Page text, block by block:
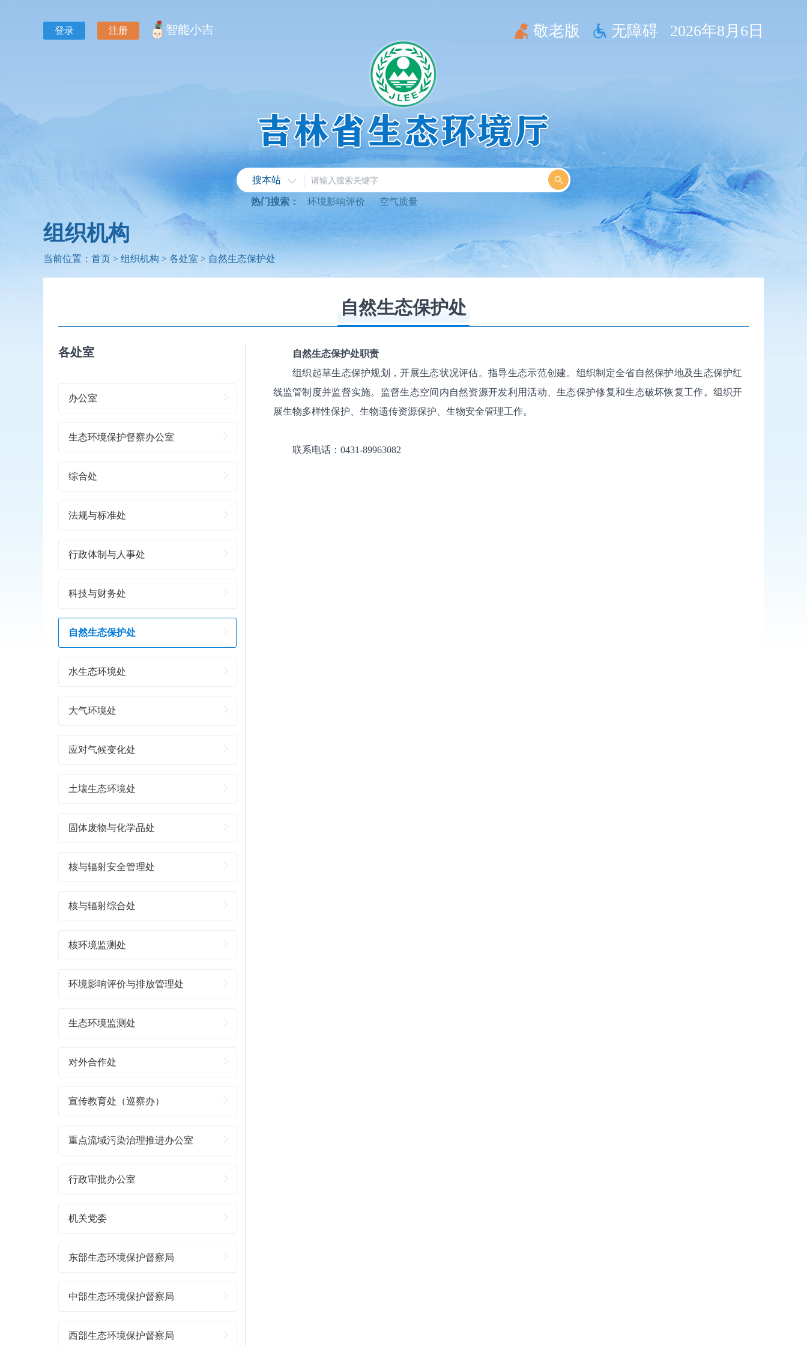
登录 注册 智能小吉 敬老版 无障碍 2026年8月6日
搜本站
热门搜索： 环境影响评价 空气质量
组织机构
当前位置： 首页 > 组织机构 > 各处室 > 自然生态保护处
自然生态保护处
各处室
办公室
生态环境保护督察办公室
综合处
法规与标准处
行政体制与人事处
科技与财务处
自然生态保护处
水生态环境处
大气环境处
应对气候变化处
土壤生态环境处
固体废物与化学品处
核与辐射安全管理处
核与辐射综合处
核环境监测处
环境影响评价与排放管理处
生态环境监测处
对外合作处
宣传教育处（巡察办）
重点流域污染治理推进办公室
行政审批办公室
机关党委
东部生态环境保护督察局
中部生态环境保护督察局
西部生态环境保护督察局
自然生态保护处职责
组织起草生态保护规划，开展生态状况评估。指导生态示范创建。组织制定全省自然保护地及生态保护红
线监管制度并监督实施。监督生态空间内自然资源开发利用活动、生态保护修复和生态破坏恢复工作。组织开
展生物多样性保护、生物遗传资源保护、生物安全管理工作。
联系电话：0431-89963082